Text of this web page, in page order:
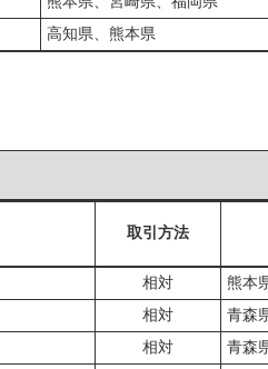
高知県、熊本県
取引方法
相対 熊本
相対 青森
相対 青森